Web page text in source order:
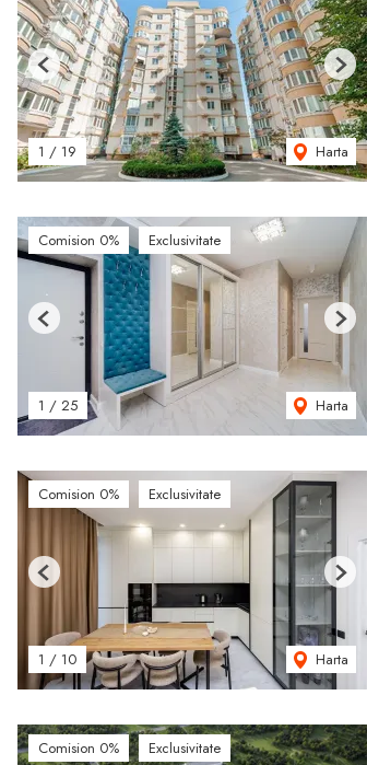
1 / 19 Harta
Previous Next
Comision 0% Exclusivitate
1 / 25 Harta
Previous Next
Comision 0% Exclusivitate
1 / 10 Harta
Previous Next
Comision 0% Exclusivitate